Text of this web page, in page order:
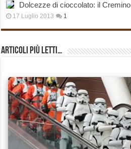
Dolcezze di cioccolato: il Cremino
17 Luglio 2013 1
Articoli più Letti…